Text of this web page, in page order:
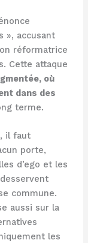
», accusant
réformatrice
Cette attaque
où
dans des
terme.
il faut
porte,
d’ego et les
commune.
aussi sur la
les